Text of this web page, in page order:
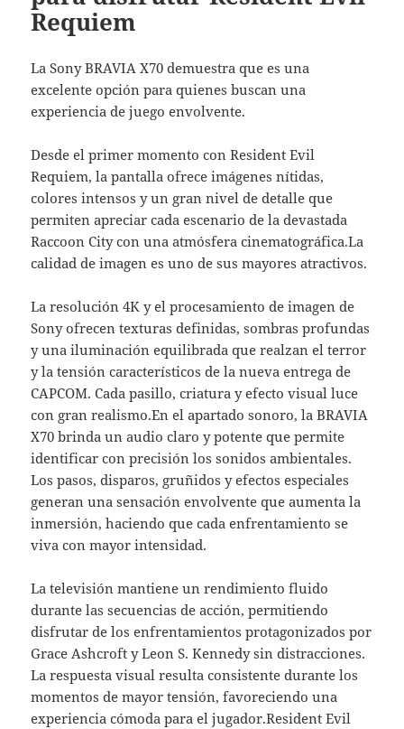
Requiem
La Sony BRAVIA X70 demuestra que es una
excelente opción para quienes buscan una
experiencia de juego envolvente.
Desde el primer momento con Resident Evil
Requiem, la pantalla ofrece imágenes nítidas,
colores intensos y un gran nivel de detalle que
permiten apreciar cada escenario de la devastada
Raccoon City con una atmósfera cinematográfica.La
calidad de imagen es uno de sus mayores atractivos.
La resolución 4K y el procesamiento de imagen de
Sony ofrecen texturas definidas, sombras profundas
y una iluminación equilibrada que realzan el terror
y la tensión característicos de la nueva entrega de
CAPCOM. Cada pasillo, criatura y efecto visual luce
con gran realismo.En el apartado sonoro, la BRAVIA
X70 brinda un audio claro y potente que permite
identificar con precisión los sonidos ambientales.
Los pasos, disparos, gruñidos y efectos especiales
generan una sensación envolvente que aumenta la
inmersión, haciendo que cada enfrentamiento se
viva con mayor intensidad.
La televisión mantiene un rendimiento fluido
durante las secuencias de acción, permitiendo
disfrutar de los enfrentamientos protagonizados por
Grace Ashcroft y Leon S. Kennedy sin distracciones.
La respuesta visual resulta consistente durante los
momentos de mayor tensión, favoreciendo una
experiencia cómoda para el jugador.Resident Evil